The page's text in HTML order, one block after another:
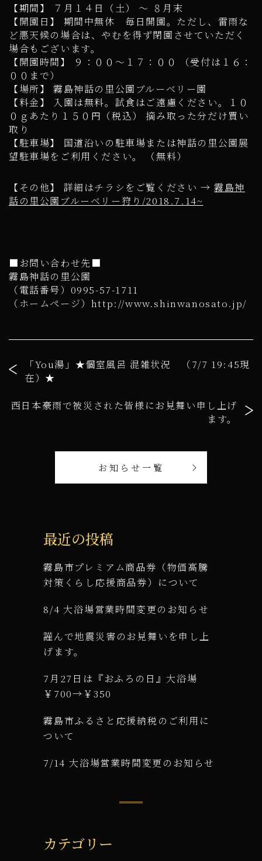
【期間】 ７月１４日（土） ～ ８月末
【開園日】 期間中無休 毎日開園。ただし、雷雨な
ど悪天候の場合は、やむを得ず閉園させていただく
場合もございます。
【開園時間】 ９：００～１７：００ （受付は１６：
００まで）
【場所】 霧島神話の里公園ブルーベリー園
【料金】 入園は無料。試食はご遠慮ください。１０
０ｇあたり１５０円（税込） 摘み取った分だけ買い
取り
【駐車場】 国道沿いの駐車場または神話の里公園展
望駐車場をご利用ください。 （無料）
【その他】 詳細はチラシをご覧ください →霧島神
話の里公園ブルーベリー狩り/2018.7.14~
■お問い合わせ先■
霧島神話の里公園
（電話番号）0995-57-1711
（ホームページ）http://www.shinwanosato.jp/
「You湯」★個室風呂 混雑状況 （7/7 19:45現
在）★
西日本豪雨で被災された皆様にお見舞い申し上げ
ます。
お知らせ一覧
最近の投稿
霧島市プレミアム商品券（物価高騰
対策くらし応援商品券）について
8/4 大浴場営業時間変更のお知らせ
謹んで地震災害のお見舞いを申し上
げます。
7月27日は『おふろの日』大浴場
￥700→￥350
霧島市ふるさと応援納税のご利用に
ついて
7/14 大浴場営業時間変更のお知らせ
カテゴリー